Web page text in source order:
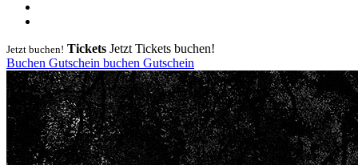
Jetzt buchen! Tickets Jetzt Tickets buchen!
Buchen Gutschein buchen Gutschein